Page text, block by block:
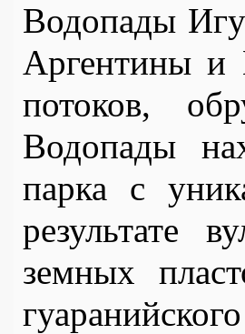
Водопады
Аргентины и
потоков,
Водопады
парка с
результате
земных